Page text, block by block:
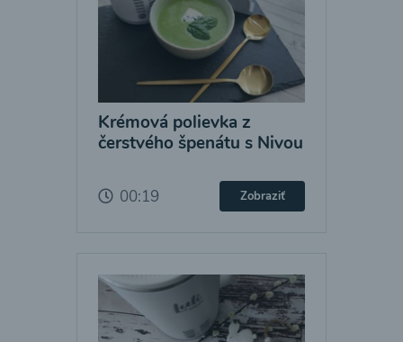
Krémová polievka z
čerstvého špenátu s Nivou
00:19 Zobraziť